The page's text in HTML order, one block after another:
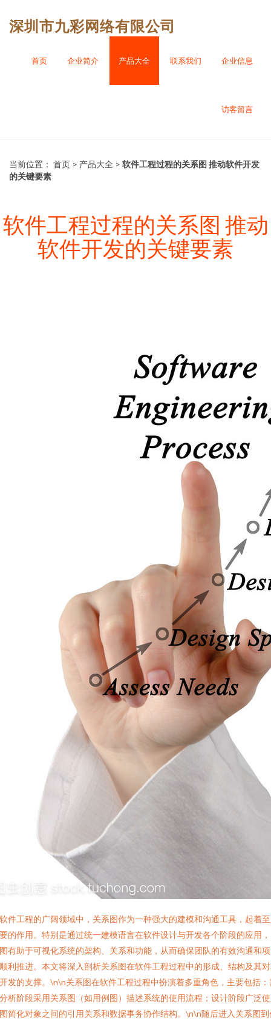
深圳市九彩网络有限公司
首页 企业简介 产品大全 联系我们 企业信息
访客留言
当前位置： 首页 > 产品大全 > 软件工程过程的关系图 推动软件开发
的关键要素
软件工程过程的关系图 推动
软件开发的关键要素
件工程的广阔领域中，关系图作为一种强大的建模和沟通工具，起着
的作用。特别是通过统一建模语言在软件设计与开发各个阶段的应用
有助于可视化系统的架构、关系和功能，从而确保团队的有效沟通和
利推进。本文将深入剖析关系图在软件工程过程中的形成、结构及其
发的支撑。\n\n关系图在软件工程过程中扮演着多重角色，主要包括：
析阶段采用关系图（如用例图）描述系统的使用流程；设计阶段广泛
简化对象之间的引用关系和数据事务协作结构。\n\n随后进入关系图到